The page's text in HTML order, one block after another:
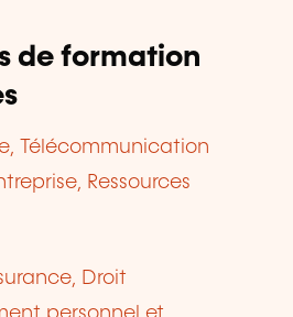
de formation
Télécommunication
Ressources
Droit